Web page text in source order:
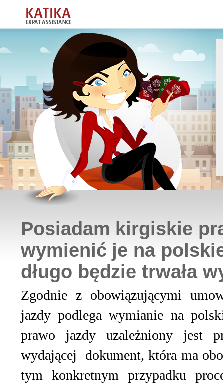
Posiadam kirgiskie
wymienić je na
długo będzie trwała
Zgodnie z obowiązującymi
jazdy podlega wymianie na
prawo jazdy uzależniony jest
wydającej dokument, która ma
tym konkretnym przypadku